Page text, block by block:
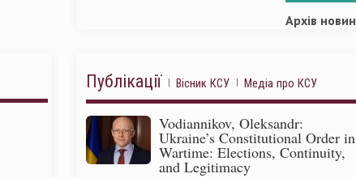
Архів новин
Публікації Вісник КСУ Медіа про КСУ
Vodiannikov, Oleksandr:
Ukraine’s Constitutional Order in
Wartime: Elections, Continuity,
and Legitimacy